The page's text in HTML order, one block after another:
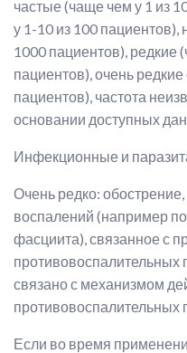
частые (чаще чем у 1 из
у 1-10 из 100
1000 пациентов), редкие
пациентов), очень
пациентов), частота
основании доступных
Инфекционные и
Очень редко:
воспалений (например
фасциита), связанное с
противовоспалительных
связано с механизмом
противовоспалительных
Если во время